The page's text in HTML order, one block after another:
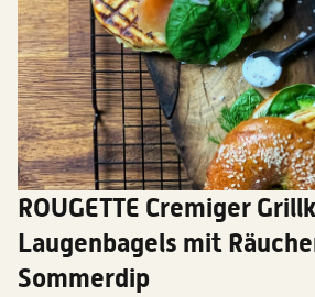
ROUGETTE Cremiger
Laugenbagels mit
Sommerdip